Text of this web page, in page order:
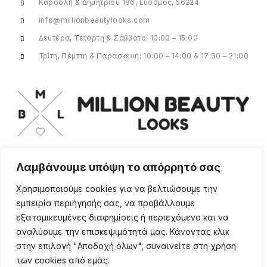
Λαμβάνουμε υπόψη το απόρρητό σας
Χρησιμοποιούμε cookies για να βελτιώσουμε την
εμπειρία περιήγησής σας, να προβάλλουμε
εξατομικευμένες διαφημίσεις ή περιεχόμενο και να
αναλύουμε την επισκεψιμότητά μας. Κάνοντας κλικ
στην επιλογή "Αποδοχή όλων", συναινείτε στη χρήση
των cookies από εμάς.
Καραολή & Δημητρίου 186, Εύοσμος, 56224
info@millionbeautylooks.com
Δευτέρα, Τετάρτη & Σάββατο: 10:00 – 15:00
Τρίτη, Πέμπτη & Παρασκευή: 10:00 – 14:00 & 17:30 – 21:00
Για οποιαδήποτε ερώτηση ή πληροφορία,
υποστηρίξει. Θα χαρούμε να σας
βοηθήσουμε.
ΠΕΡΙΣΣΌΤΕΡΑ